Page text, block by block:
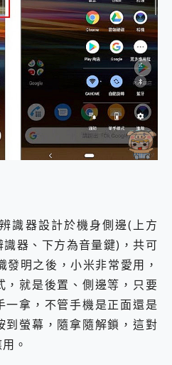
識器設計於機身側邊(上方
器、下方為音量鍵)，共可
明之後，小米非常愛用，
，就是後置、側邊等，只要
拿，不管手機是正面還是
到螢幕，隨拿隨解鎖，這對
。